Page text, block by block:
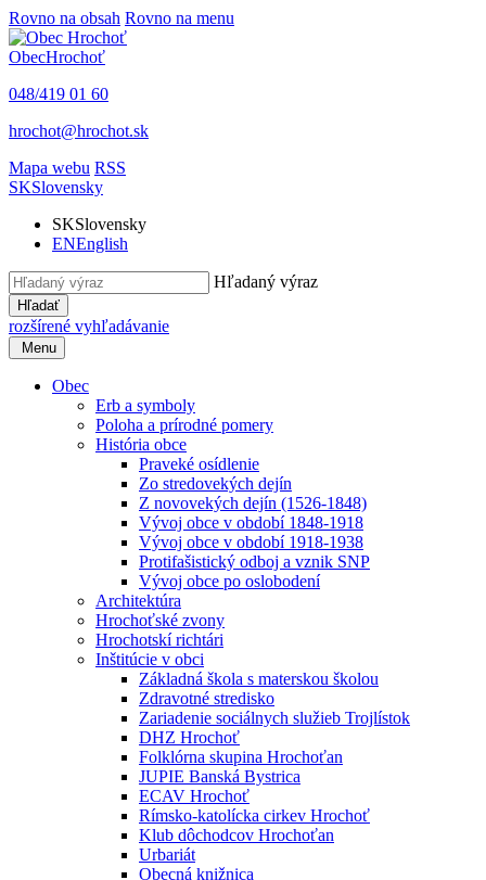
Rovno na obsah Rovno na menu
ObecHrochoť
048/419 01 60
hrochot@hrochot.sk
Mapa webu RSS
SKSlovensky
SKSlovensky
ENEnglish
Hľadaný výraz
Hľadať
rozšírené vyhľadávanie
Menu
Obec
Erb a symboly
Poloha a prírodné pomery
História obce
Praveké osídlenie
Zo stredovekých dejín
Z novovekých dejín (1526-1848)
Vývoj obce v období 1848-1918
Vývoj obce v období 1918-1938
Protifašistický odboj a vznik SNP
Vývoj obce po oslobodení
Architektúra
Hrochoťské zvony
Hrochotskí richtári
Inštitúcie v obci
Základná škola s materskou školou
Zdravotné stredisko
Zariadenie sociálnych služieb Trojlístok
DHZ Hrochoť
Folklórna skupina Hrochoťan
JUPIE Banská Bystrica
ECAV Hrochoť
Rímsko-katolícka cirkev Hrochoť
Klub dôchodcov Hrochoťan
Urbariát
Obecná knižnica